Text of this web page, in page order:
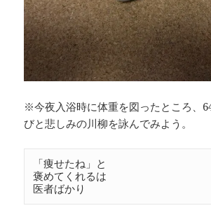
※今夜入浴時に体重を図ったところ、
びと悲しみの川柳を詠んでみよう。
「痩せたね」と
褒めてくれるは
医者ばかり